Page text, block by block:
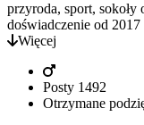
przyroda, sport,
doświadczenie od 2017
Więcej
Posty 1492
Otrzymane